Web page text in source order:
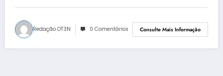
Redação OT3N 0 Comentários Consulte Mais Informação